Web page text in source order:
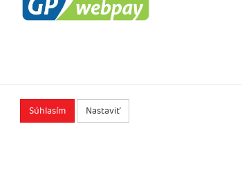
Súhlasím Nastaviť